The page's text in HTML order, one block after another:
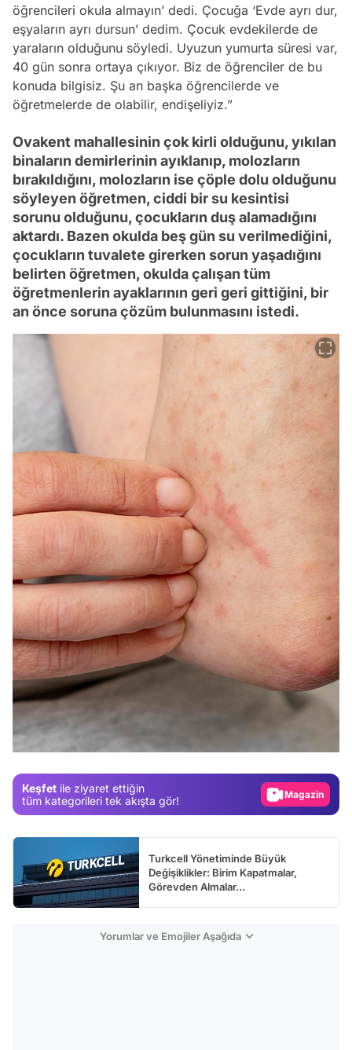
öğrencileri okula almayın’ dedi. Çocuğa ‘Evde ayrı dur,
eşyaların ayrı dursun’ dedim. Çocuk evdekilerde de
yaraların olduğunu söyledi. Uyuzun yumurta süresi var,
40 gün sonra ortaya çıkıyor. Biz de öğrenciler de bu
konuda bilgisiz. Şu an başka öğrencilerde ve
öğretmelerde de olabilir, endişeliyiz.”
Ovakent mahallesinin çok kirli olduğunu, yıkılan
binaların demirlerinin ayıklanıp, molozların
bırakıldığını, molozların ise çöple dolu olduğunu
söyleyen öğretmen, ciddi bir su kesintisi
sorunu olduğunu, çocukların duş alamadığını
aktardı. Bazen okulda beş gün su verilmediğini,
çocukların tuvalete girerken sorun yaşadığını
belirten öğretmen, okulda çalışan tüm
öğretmenlerin ayaklarının geri geri gittiğini, bir
an önce soruna çözüm bulunmasını istedi.
Keşfet ile ziyaret ettiğin
tüm kategorileri tek akışta gör!
Video
Magazin
Video
Turkcell Yönetiminde Büyük
Değişiklikler: Birim Kapatmalar,
Görevden Almalar…
Yorumlar ve Emojiler Aşağıda